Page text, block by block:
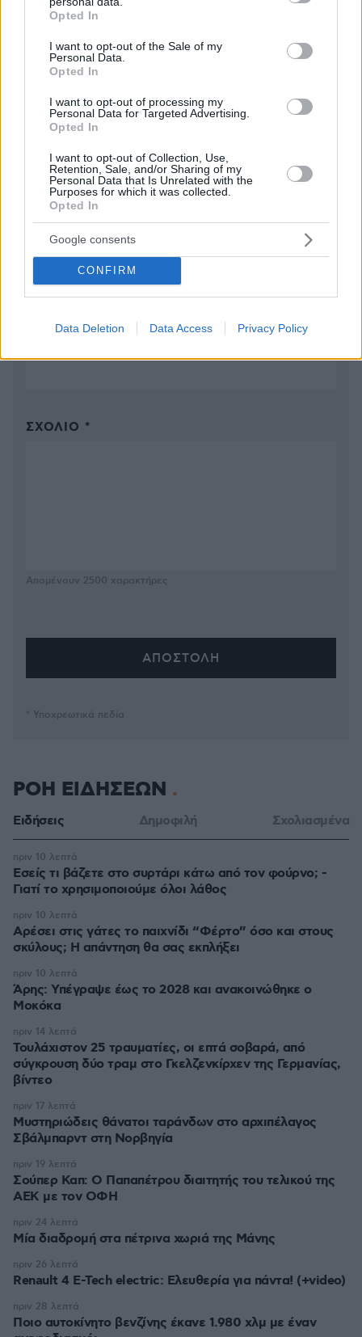
grant or deny consent to Google and its third-party tags to
use your data for below specified purposes in below Google
consent section.
Opted In
I want to opt-out of the Sale of my
Personal Data.
Opted In
I want to opt-out of processing my
Personal Data for Targeted Advertising.
Opted In
I want to opt-out of Collection, Use,
Retention, Sale, and/or Sharing of my
Personal Data that Is Unrelated with the
Purposes for which it was collected.
Opted In
Google consents
CONFIRM
Data Deletion Data Access Privacy Policy
Ποια μιλαει για επίπεδο
Λυπήσου μας κυρία
ΑΠΑΝΤΗΣΗ
ΠΡΟΣΘΗΚΗ ΣΧΟΛΙΟΥ
ΌΝΟΜΑ *
EMAIL
ΣΧΌΛΙΟ *
Απομένουν 2500 χαρακτήρες
* Υποχρεωτικά πεδία
ΡΟΗ ΕΙΔΗΣΕΩΝ
Ειδήσεις Δημοφιλή Σχολιασμένα
Εσείς τι βάζετε στο συρτάρι κάτω από τον φούρνο; -
Γιατί το χρησιμοποιούμε όλοι λάθος
πριν 10 λεπτά
Αρέσει στις γάτες το παιχνίδι “Φέρτο” όσο και στους
σκύλους; Η απάντηση θα σας εκπλήξει
πριν 10 λεπτά
Άρης: Υπέγραψε έως το 2028 και ανακοινώθηκε ο
Μοκόκα
πριν 10 λεπτά
Τουλάχιστον 25 τραυματίες, οι επτά σοβαρά, από
σύγκρουση δύο τραμ στο Γκελζενκίρχεν της Γερμανίας,
βίντεο
πριν 14 λεπτά
Μυστηριώδεις θάνατοι ταράνδων στο αρχιπέλαγος
Σβάλμπαρντ στη Νορβηγία
πριν 17 λεπτά
Σούπερ Καπ: Ο Παπαπέτρου διαιτητής του τελικού της
ΑΕΚ με τον ΟΦΗ
πριν 19 λεπτά
Μία διαδρομή στα πέτρινα χωριά της Μάνης
πριν 24 λεπτά
Renault 4 E-Tech electric: Ελευθερία για πάντα! (+video)
πριν 26 λεπτά
Ποιο αυτοκίνητο βενζίνης έκανε 1.980 χλμ με έναν
πριν 28 λεπτά